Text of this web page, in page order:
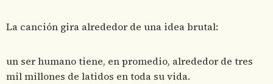
La canción gira alrededor de una idea brutal:
un ser humano tiene, en promedio, alrededor de tres
mil millones de latidos en toda su vida.